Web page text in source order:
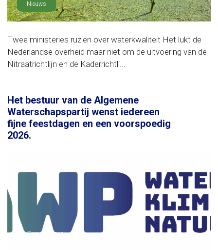
Nieuws
Twee ministeries ruziën over waterkwaliteit Het lukt de
Nederlandse overheid maar niet om de uitvoering van de
Nitraatrichtlijn en de Kaderrichtli...
Het bestuur van de Algemene
Waterschapspartij wenst iedereen
fijne feestdagen en een voorspoedig
2026.
Geen categorie